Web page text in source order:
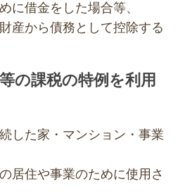
に借金をした場合等、
産から債務として控除する
の課税の特例を利用
した家・マンション・事業
居住や事業のために使用さ